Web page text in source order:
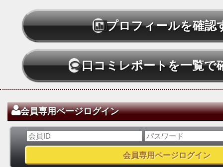
プロフィールを確認
口コミレポートを一覧で
会員専用ページログイン